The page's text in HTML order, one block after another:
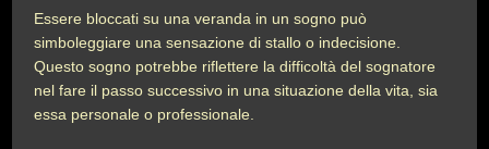
Essere bloccati su una veranda in un sogno può
simboleggiare una sensazione di stallo o indecisione.
Questo sogno potrebbe riflettere la difficoltà del sognatore
nel fare il passo successivo in una situazione della vita, sia
essa personale o professionale.